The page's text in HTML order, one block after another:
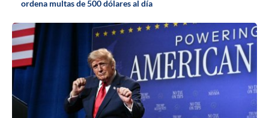
ordena multas de 500 dólares al día